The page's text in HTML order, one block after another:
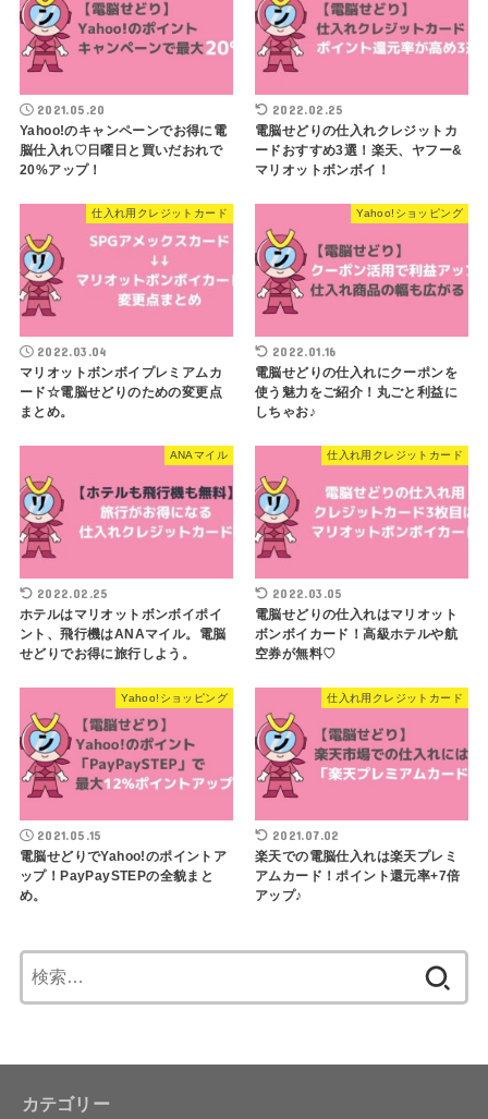
2021.05.20
Yahoo!のキャンペーンでお得に電
脳仕入れ♡日曜日と買いだおれで
20%アップ！
2022.02.25
電脳せどりの仕入れクレジットカ
ードおすすめ3選！楽天、ヤフー&
マリオットボンボイ！
仕入れ用クレジットカード
2022.03.04
マリオットボンボイプレミアムカ
ード☆電脳せどりのための変更点
まとめ。
Yahoo!ショッピング
2022.01.16
電脳せどりの仕入れにクーポンを
使う魅力をご紹介！丸ごと利益に
しちゃお♪
ANAマイル
2022.02.25
ホテルはマリオットボンボイポイ
ント、飛行機はANAマイル。電脳
せどりでお得に旅行しよう。
仕入れ用クレジットカード
2022.03.05
電脳せどりの仕入れはマリオット
ボンボイカード！高級ホテルや航
空券が無料♡
Yahoo!ショッピング
2021.05.15
電脳せどりでYahoo!のポイントア
ップ！PayPaySTEPの全貌まと
め。
仕入れ用クレジットカード
2021.07.02
楽天での電脳仕入れは楽天プレミ
アムカード！ポイント還元率+7倍
アップ♪
索:
カテゴリー